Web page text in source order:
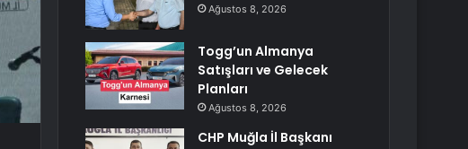
Ağustos 8, 2026
Togg’un Almanya
Satışları ve Gelecek
Planları
Ağustos 8, 2026
CHP Muğla İl Başkanı